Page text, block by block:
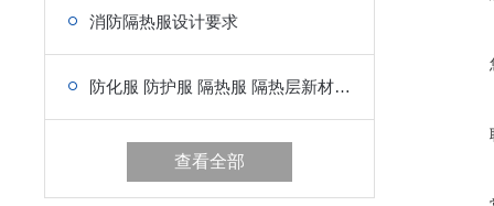
消防隔热服设计要求
防化服 防护服 隔热服 隔热层新材料的研制工艺介绍
查看全部